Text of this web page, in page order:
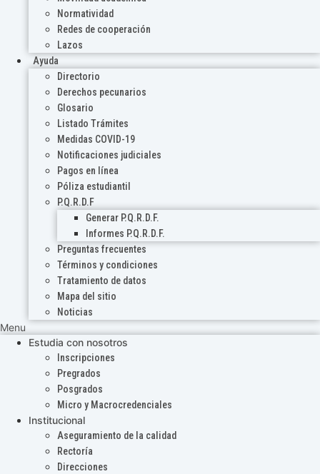
Normatividad
Redes de cooperación
Lazos
Ayuda
Directorio
Derechos pecunarios
Glosario
Listado Trámites
Medidas COVID-19
Notificaciones judiciales
Pagos en línea
Póliza estudiantil
P.Q.R.D.F
Generar P.Q.R.D.F.
Informes P.Q.R.D.F.
Preguntas frecuentes
Términos y condiciones
Tratamiento de datos
Mapa del sitio
Noticias
Menu
Estudia con nosotros
Inscripciones
Pregrados
Posgrados
Micro y Macrocredenciales
Institucional
Aseguramiento de la calidad
Rectoría
Direcciones